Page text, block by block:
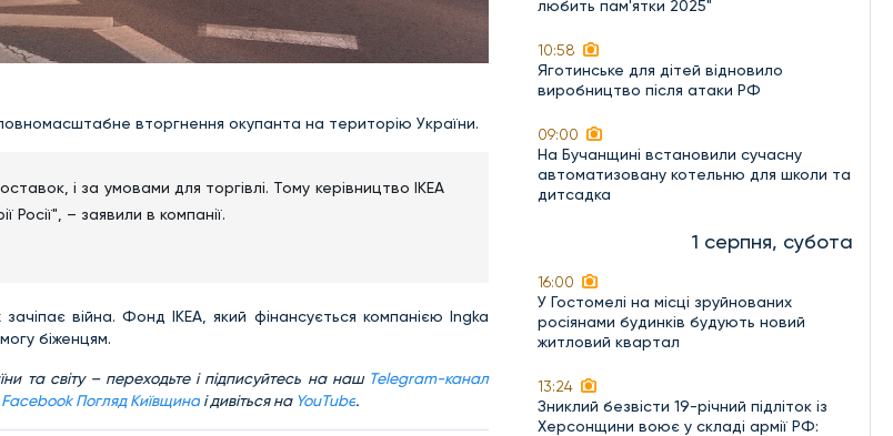
вторгнення окупанта на територію України.
і за умовами для торгівлі. Тому керівництво IKEA
Росії", – заявили в компанії.
війна. Фонд ІКЕА, який фінансується компанією Ingka
біженцям.
та світу – переходьте і підписуйтесь на наш Telegram-канал
Facebook Погляд Київщина і дивіться на YouTube.
любить пам'ятки 2025"
10:58
Яготинське для дітей відновило
виробництво після атаки РФ
09:00
На Бучанщині встановили сучасну
автоматизовану котельню для школи та
дитсадка
1 серпня, субота
16:00
У Гостомелі на місці зруйнованих
росіянами будинків будують новий
житловий квартал
13:24
Зниклий безвісти 19-річний підліток із
Херсонщини воює у складі армії РФ: